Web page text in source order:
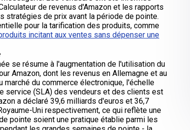
de revenus d'Amazon et les rapports
stratégies de prix avant la période de pointe.
pour la tarification des produits, comme
incitant aux ventes sans dépenser une
se résume à l'augmentation de l'utilisation du
Amazon, dont les revenus en Allemagne et au
marché du commerce électronique, l'échelle
service (SLA) des vendeurs et des clients est
a déclaré 39,6 milliards d'euros et 36,7
Uni respectivement, ce qui reflète une
pointe soient une pratique établie parmi les